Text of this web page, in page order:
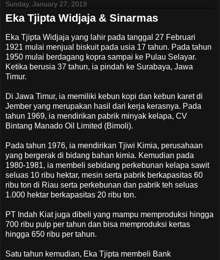
Sunday, January 27, 2019
Eka Tjipta Widjaja & Sinarmas
Eka Tjipta Widjaja yang lahir pada tanggal 27 Februari
1921 mulai menjual biskuit pada usia 17 tahun. Pada tahun
1950 mulai berdagang kopra sampai ke Pulau Selayar.
Ketika berusia 37 tahun, ia pindah ke Surabaya, Jawa
Timur.
Di Jawa Timur, ia memiliki kebun kopi dan kebun karet di
Jember yang merupakan hasil dari kerja kerasnya. Pada
tahun 1969, ia mendirikan pabrik minyak kelapa, CV
Bintang Manado Oil Limited (Bimoli).
Pada tahun 1976, ia mendirikan Tjiwi Kimia, perusahaan
yang bergerak di bidang bahan kimia. Kemudian pada
1980-1981, ia membeli sebidang perkebunan kelapa sawit
seluas 10 ribu hektar, mesin serta pabrik berkapasitas 60
ribu ton di Riau serta perkebunan dan pabrik teh seluas
1.000 hektar berkapasitas 20 ribu ton.
PT Indah Kiat juga dibeli yang mampu memproduksi hingga
700 ribu pulp per tahun dan bisa memproduksi kertas
hingga 650 ribu per tahun.
Satu tahun kemudian, Eka Tjipta membeli Bank